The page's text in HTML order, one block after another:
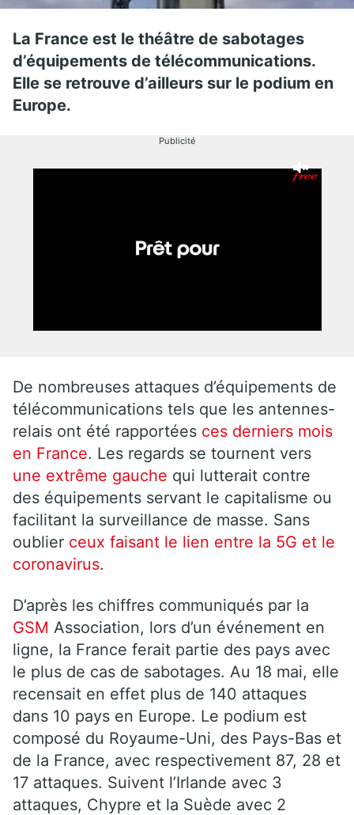
La France est le théâtre de sabotages
d’équipements de télécommunications.
Elle se retrouve d’ailleurs sur le podium en
Europe.
Publicité
De nombreuses attaques d’équipements de
télécommunications tels que les antennes-
relais ont été rapportées ces derniers mois
en France. Les regards se tournent vers
une extrême gauche qui lutterait contre
des équipements servant le capitalisme ou
facilitant la surveillance de masse. Sans
oublier ceux faisant le lien entre la 5G et le
coronavirus.
D’après les chiffres communiqués par la
GSM Association, lors d’un événement en
ligne, la France ferait partie des pays avec
le plus de cas de sabotages. Au 18 mai, elle
recensait en effet plus de 140 attaques
dans 10 pays en Europe. Le podium est
composé du Royaume-Uni, des Pays-Bas et
de la France, avec respectivement 87, 28 et
17 attaques. Suivent l’Irlande avec 3
attaques, Chypre et la Suède avec 2